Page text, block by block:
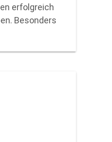
erfolgreich
Besonders